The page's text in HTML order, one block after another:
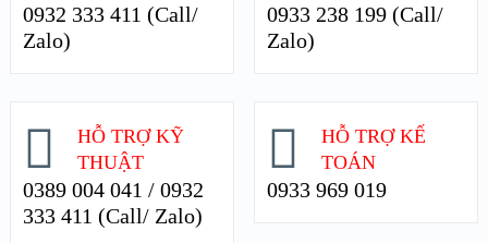
0932 333 411 (Call/
Zalo)
0933 238 199 (Call/
Zalo)
HỖ TRỢ KỸ
THUẬT
0389 004 041 / 0932
333 411 (Call/ Zalo)
HỖ TRỢ KẾ
TOÁN
0933 969 019